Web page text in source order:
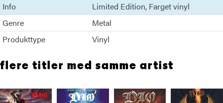
Info
Limited Edition Farget vinyl
Genre
Metal
Produkttype
Vinyl
flere titler med samme artist